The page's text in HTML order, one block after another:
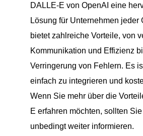
DALLE-E von OpenAI eine
Lösung für Unternehmen jeder
bietet zahlreiche Vorteile, von
Kommunikation und Effizienz
Verringerung von Fehlern. Es
einfach zu integrieren und
Wenn Sie mehr über die
E erfahren möchten, sollten
unbedingt weiter informieren.